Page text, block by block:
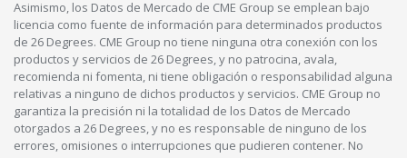
Asimismo, los Datos de Mercado de CME Group se emplean bajo
licencia como fuente de información para determinados productos
de 26 Degrees. CME Group no tiene ninguna otra conexión con los
productos y servicios de 26 Degrees, y no patrocina, avala,
recomienda ni fomenta, ni tiene obligación o responsabilidad alguna
relativas a ninguno de dichos productos y servicios. CME Group no
garantiza la precisión ni la totalidad de los Datos de Mercado
otorgados a 26 Degrees, y no es responsable de ninguno de los
errores, omisiones o interrupciones que pudieren contener. No